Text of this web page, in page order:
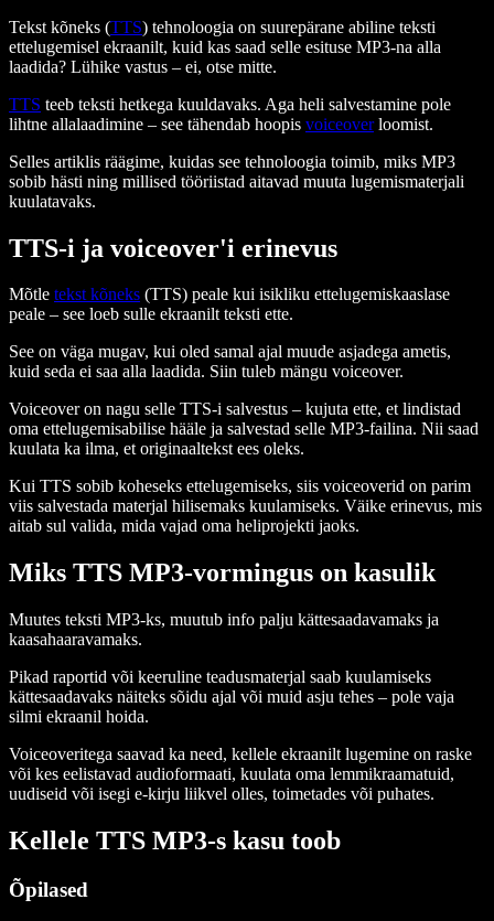
Tekst kõneks (TTS) tehnoloogia on suurepärane abiline teksti
ettelugemisel ekraanilt, kuid kas saad selle esituse MP3-na alla
laadida? Lühike vastus – ei, otse mitte.
TTS teeb teksti hetkega kuuldavaks. Aga heli salvestamine pole
lihtne allalaadimine – see tähendab hoopis voiceoverloomist.
Selles artiklis räägime, kuidas see tehnoloogia toimib, miks MP3
sobib hästi ning millised tööriistad aitavad muuta lugemismaterjali
kuulatavaks.
TTS-i ja voiceover'i erinevus
Mõtle tekst kõneks (TTS) peale kui isikliku ettelugemiskaaslase
peale – see loeb sulle ekraanilt teksti ette.
See on väga mugav, kui oled samal ajal muude asjadega ametis,
kuid seda ei saa alla laadida. Siin tuleb mängu voiceover.
Voiceover on nagu selle TTS-i salvestus – kujuta ette, et lindistad
oma ettelugemisabilise hääle ja salvestad selle MP3-failina. Nii saad
kuulata ka ilma, et originaaltekst ees oleks.
Kui TTS sobib koheseks ettelugemiseks, siis voiceoverid on parim
viis salvestada materjal hilisemaks kuulamiseks. Väike erinevus, mis
aitab sul valida, mida vajad oma heliprojekti jaoks.
Miks TTS MP3-vormingus on kasulik
Muutes teksti MP3-ks, muutub info palju kättesaadavamaks ja
kaasahaaravamaks.
Pikad raportid või keeruline teadusmaterjal saab kuulamiseks
kättesaadavaks näiteks sõidu ajal või muid asju tehes – pole vaja
silmi ekraanil hoida.
Voiceoveritega saavad ka need, kellele ekraanilt lugemine on raske
või kes eelistavad audioformaati, kuulata oma lemmikraamatuid,
uudiseid või isegi e-kirju liikvel olles, toimetades või puhates.
Kellele TTS MP3-s kasu toob
Õpilased